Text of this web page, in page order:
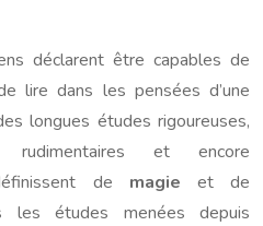
déclarent être capables de
lire dans les pensées d’une
longues études rigoureuses,
rudimentaires et encore
de magie et de
les études menées depuis